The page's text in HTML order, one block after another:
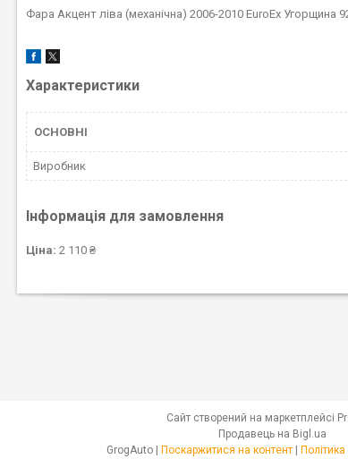
Фара Акцент ліва (механічна) 2006-2010 EuroEx Угорщина
Характеристики
ОСНОВНІ
Виробник
Інформація для замовлення
Ціна: 2 110 ₴
Сайт створений на маркетплейсі
Продавець на Bigl.ua
GrogAuto | Поскаржитися на контент | Політика